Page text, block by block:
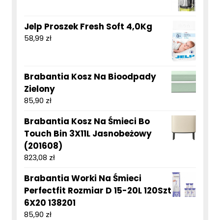
Jelp Proszek Fresh Soft 4,0Kg
58,99 zł
Brabantia Kosz Na Bioodpady
Zielony
85,90 zł
Brabantia Kosz Na Śmieci Bo
Touch Bin 3X11L Jasnobeżowy
(201608)
823,08 zł
Brabantia Worki Na Śmieci
Perfectfit Rozmiar D 15-20L 120Szt
6X20 138201
85,90 zł